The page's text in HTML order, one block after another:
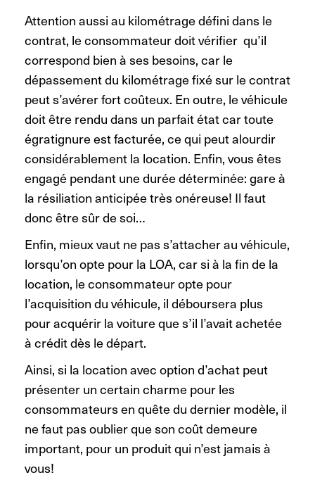
Attention aussi au kilométrage défini dans le
contrat, le consommateur doit vérifier qu’il
correspond bien à ses besoins, car le
dépassement du kilométrage fixé sur le contrat
peut s’avérer fort coûteux. En outre, le véhicule
doit être rendu dans un parfait état car toute
égratignure est facturée, ce qui peut alourdir
considérablement la location. Enfin, vous êtes
engagé pendant une durée déterminée: gare à
la résiliation anticipée très onéreuse! Il faut
donc être sûr de soi…
Enfin, mieux vaut ne pas s’attacher au véhicule,
lorsqu’on opte pour la LOA, car si à la fin de la
location, le consommateur opte pour
l’acquisition du véhicule, il déboursera plus
pour acquérir la voiture que s’il l’avait achetée
à crédit dès le départ.
Ainsi, si la location avec option d’achat peut
présenter un certain charme pour les
consommateurs en quête du dernier modèle, il
ne faut pas oublier que son coût demeure
important, pour un produit qui n’est jamais à
vous!